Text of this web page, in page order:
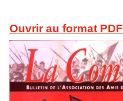
Ouvrir au format PDF